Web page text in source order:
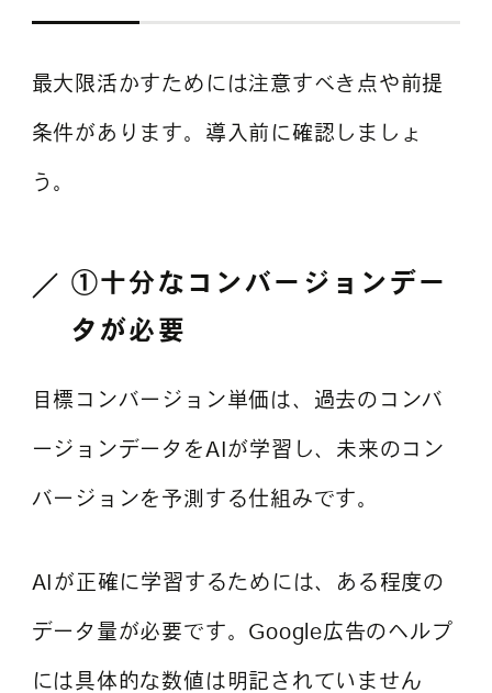
最大限活かすためには注意すべき点や前提
条件があります。導入前に確認しましょ
う。
①十分なコンバージョンデー
タが必要
目標コンバージョン単価は、過去のコンバ
ージョンデータをAIが学習し、未来のコン
バージョンを予測する仕組みです。
AIが正確に学習するためには、ある程度の
データ量が必要です。Google広告のヘルプ
には具体的な数値は明記されていません